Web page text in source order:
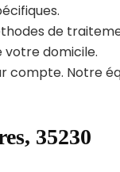
de
votre domicile.
compte. Notre
35230